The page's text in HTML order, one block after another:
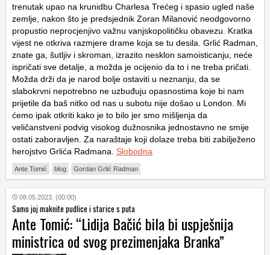
trenutak upao na krunidbu Charlesa Trećeg i spasio ugled naše
zemlje, nakon što je predsjednik Zoran Milanović neodgovorno
propustio neprocjenjivo važnu vanjskopolitičku obavezu. Kratka
vijest ne otkriva razmjere drame koja se tu desila. Grlić Radman,
znate ga, šutljiv i skroman, izrazito nesklon samoisticanju, neće
ispričati sve detalje, a možda je ocijenio da to i ne treba pričati.
Možda drži da je narod bolje ostaviti u neznanju, da se
slabokrvni nepotrebno ne uzbuđuju opasnostima koje bi nam
prijetile da baš nitko od nas u subotu nije došao u London. Mi
ćemo ipak otkriti kako je to bilo jer smo mišljenja da
veličanstveni podvig visokog dužnosnika jednostavno ne smije
ostati zaboravljen. Za naraštaje koji dolaze treba biti zabilježeno
herojstvo Grlića Radmana. Slobodna
Ante Tomić blog Gordan Grlić Radman
08.05.2023. (00:00)
Samo joj maknite pudlice i starice s puta
Ante Tomić: “Lidija Bačić bila bi uspješnija
ministrica od svog prezimenjaka Branka”